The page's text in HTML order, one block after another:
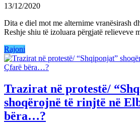
13/12/2020
Dita e diel mot me alternime vranësirash
Reshje shiu të izoluara përgjatë relieveve
Rajoni
Trazirat në protestë/
shoqërojnë të rinjtë në
bëra…?